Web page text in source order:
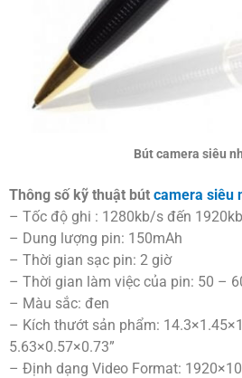
Bút camera siêu
Thông số kỹ thuật bút camera siêu
– Tốc độ ghi : 1280kb/s đến
– Dung lượng pin: 150mAh
– Thời gian sạc pin: 2 giờ
– Thời gian làm việc của pin: 50 –
– Màu sắc: đen
– Kích thướt sản phẩm:
5.63×0.57×0.73”
– Định dạng Video Format: